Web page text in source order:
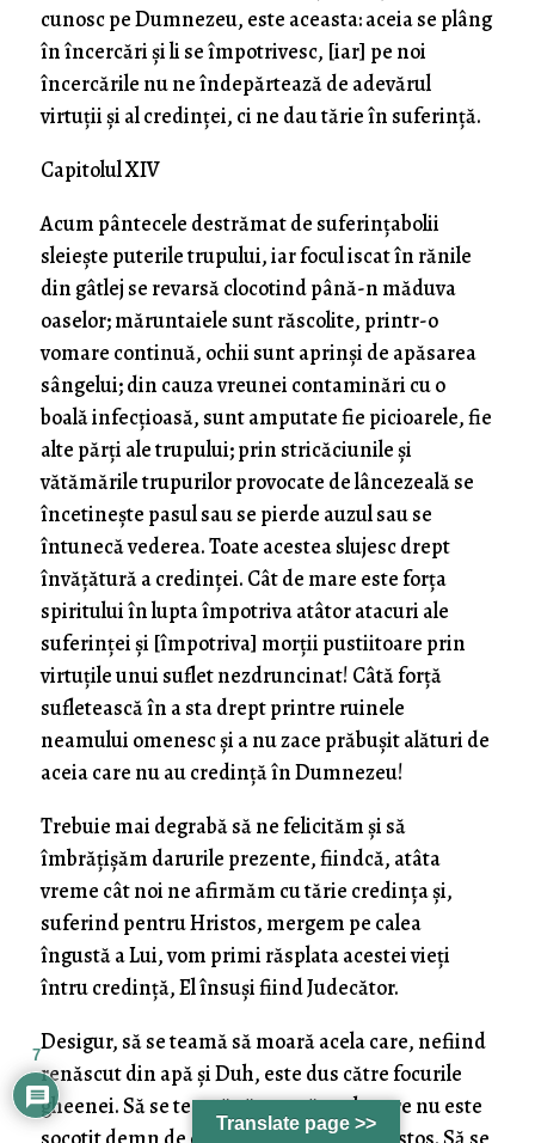
cunosc pe Dumnezeu, este aceasta: aceia se plâng
în încercări şi li se împotrivesc, [iar] pe noi
încercările nu ne îndepărtează de adevărul
virtuţii şi al credinţei, ci ne dau tărie în suferinţă.
Capitolul XIV
Acum pântecele destrămat de suferinţabolii
sleieşte puterile trupului, iar focul iscat în rănile
din gâtlej se revarsă clocotind până-n măduva
oaselor; măruntaiele sunt răscolite, printr-o
vomare continuă, ochii sunt aprinşi de apăsarea
sângelui; din cauza vreunei contaminări cu o
boală infecţioasă, sunt amputate fie picioarele, fie
alte părţi ale trupului; prin stricăciunile şi
vătămările trupurilor provocate de lâncezeală se
încetineşte pasul sau se pierde auzul sau se
întunecă vederea. Toate acestea slujesc drept
învăţătură a credinţei. Cât de mare este forţa
spiritului în lupta împotriva atâtor atacuri ale
suferinţei şi [împotriva] morţii pustiitoare prin
virtuţile unui suflet nezdruncinat! Câtă forţă
sufletească în a sta drept printre ruinele
neamului omenesc şi a nu zace prăbuşit alături de
aceia care nu au credinţă în Dumnezeu!
Trebuie mai degrabă să ne felicităm şi să
îmbrăţişăm darurile prezente, fiindcă, atâta
vreme cât noi ne afirmăm cu tărie credinţa şi,
suferind pentru Hristos, mergem pe calea
îngustă a Lui, vom primi răsplata acestei vieţi
întru credinţă, El însuşi fiind Judecător.
Desigur, să se teamă să moară acela care, nefiind
renăscut din apă şi Duh, este dus către focurile
gheenei. Să se teamă să moară acela care nu este
Translate page >>
7